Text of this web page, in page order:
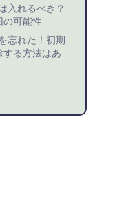
入れるべき？
可能性
忘れた！初期
る方法はあ